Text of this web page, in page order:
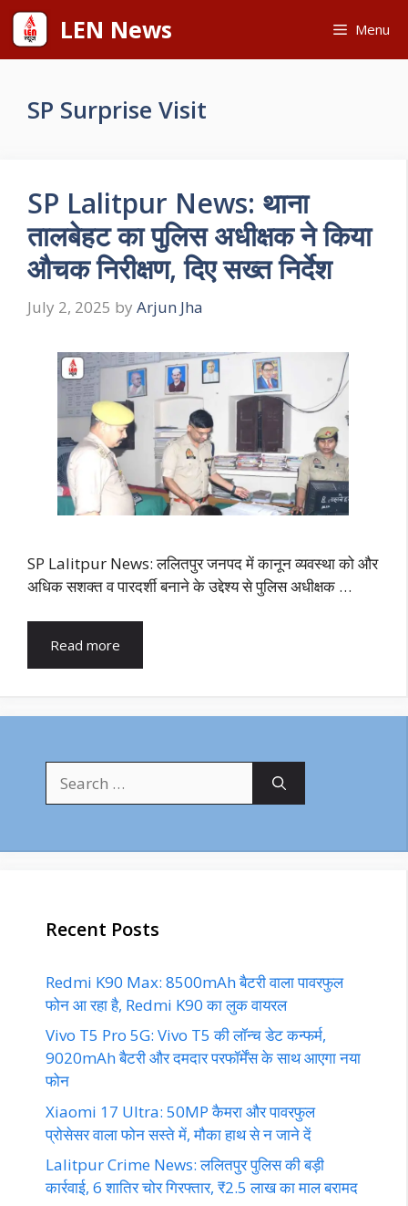
Skip
content
LEN News Menu
SP Surprise Visit
SP Lalitpur News: थाना
तालबेहट का पुलिस अधीक्षक ने किया
औचक निरीक्षण, दिए सख्त निर्देश
July 2, 2025 by Arjun Jha
SP Lalitpur News: ललितपुर जनपद में कानून व्यवस्था को और
अधिक सशक्त व पारदर्शी बनाने के उद्देश्य से पुलिस अधीक्षक …
Read more
for:
Recent Posts
Redmi K90 Max: 8500mAh बैटरी वाला पावरफुल
फोन आ रहा है, Redmi K90 का लुक वायरल
Vivo T5 Pro 5G: Vivo T5 की लॉन्च डेट कन्फर्म,
9020mAh बैटरी और दमदार परफॉर्मेंस के साथ आएगा नया
फोन
Xiaomi 17 Ultra: 50MP कैमरा और पावरफुल
प्रोसेसर वाला फोन सस्ते में, मौका हाथ से न जाने दें
Lalitpur Crime News: ललितपुर पुलिस की बड़ी
कार्रवाई, 6 शातिर चोर गिरफ्तार, ₹2.5 लाख का माल बरामद